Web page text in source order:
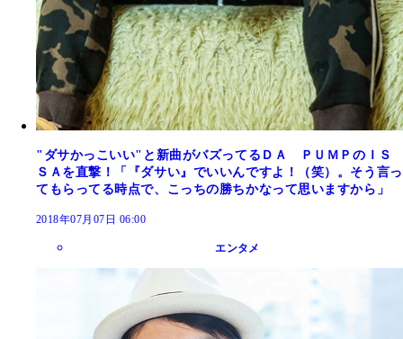
"ダサかっこいい"と新曲がバズってるＤＡ ＰＵＭＰのＩＳ
ＳＡを直撃！「『ダサい』でいいんですよ！（笑）。そう言っ
てもらってる時点で、こっちの勝ちかなって思いますから」
2018年07月07日 06:00
エンタメ